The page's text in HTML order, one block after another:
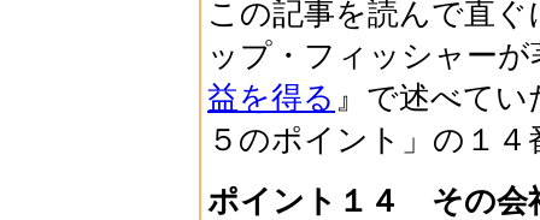
この記事を読んで直
ップ・フィッシャーが
益を得る 』で述べて
５のポイント」の１
ポイント１４ その会